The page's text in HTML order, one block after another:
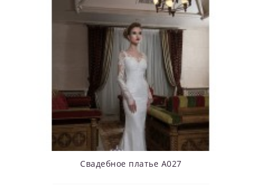
Свадебное платье А027